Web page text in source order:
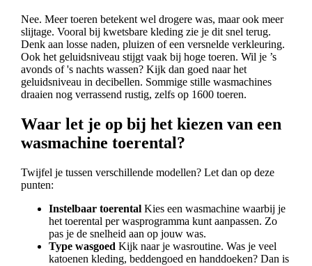
Nee. Meer toeren betekent wel drogere was, maar ook meer
slijtage. Vooral bij kwetsbare kleding zie je dit snel terug.
Denk aan losse naden, pluizen of een versnelde verkleuring.
Ook het geluidsniveau stijgt vaak bij hoge toeren. Wil je ’s
avonds of 's nachts wassen? Kijk dan goed naar het
geluidsniveau in decibellen. Sommige stille wasmachines
draaien nog verrassend rustig, zelfs op 1600 toeren.
Waar let je op bij het kiezen van een
wasmachine toerental?
Twijfel je tussen verschillende modellen? Let dan op deze
punten:
Instelbaar toerental Kies een wasmachine waarbij je
het toerental per wasprogramma kunt aanpassen. Zo
pas je de snelheid aan op jouw was.
Type wasgoed Kijk naar je wasroutine. Was je veel
katoenen kleding, beddengoed en handdoeken? Dan is